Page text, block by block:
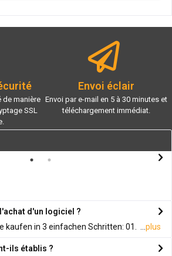
de manière
SSL
Envoi éclair
Envoi par e-mail en 5 à 30 minutes et
téléchargement immédiat.
d'un logiciel ?
in 3 einfachen Schritten: 01. ... plus
ils établis ?